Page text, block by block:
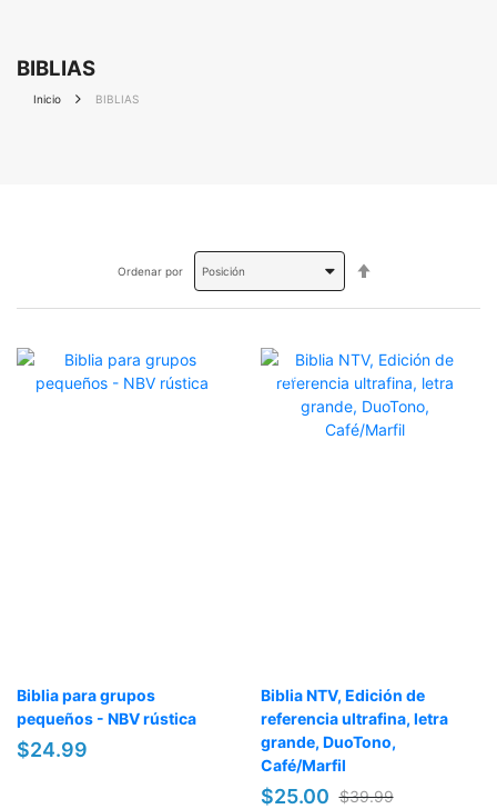
BIBLIAS
Inicio BIBLIAS
Ordenar por
Biblia para grupos
pequeños - NBV rústica
$24.99
OFERTA
Biblia NTV, Edición de
referencia ultrafina, letra
grande, DuoTono,
Café/Marfil
$25.00 $39.99